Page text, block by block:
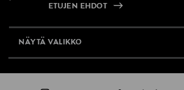
ETUJEN EHDOT
NÄYTÄ VALIKKO